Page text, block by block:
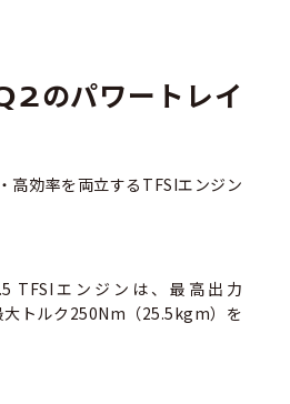
のパワートレイ
高効率を両立するTFSIエンジン
TFSIエンジンは、最高出力
大トルク250Nm（25.5kgm）を